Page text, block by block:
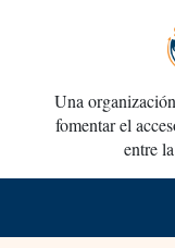
Una
fomentar el
entre